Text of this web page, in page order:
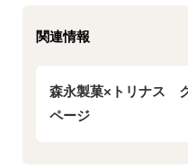
関連情報
森永製菓×トリナス
ページ